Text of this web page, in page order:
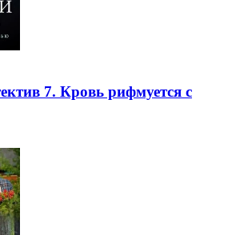
7. Кровь рифмуется с